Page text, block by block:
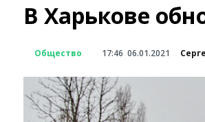
В Харькове
Общество 17:46 06.01.2021